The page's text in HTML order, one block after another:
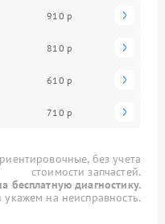
910 р
810 р
610 р
710 р
без учета
стоимости запчастей.
бесплатную диагностику.
на неисправность.